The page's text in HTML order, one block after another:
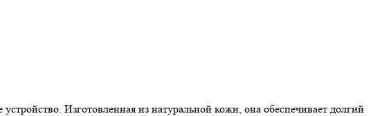
Изготовленная из натуральной кожи, она обеспечивает долгий